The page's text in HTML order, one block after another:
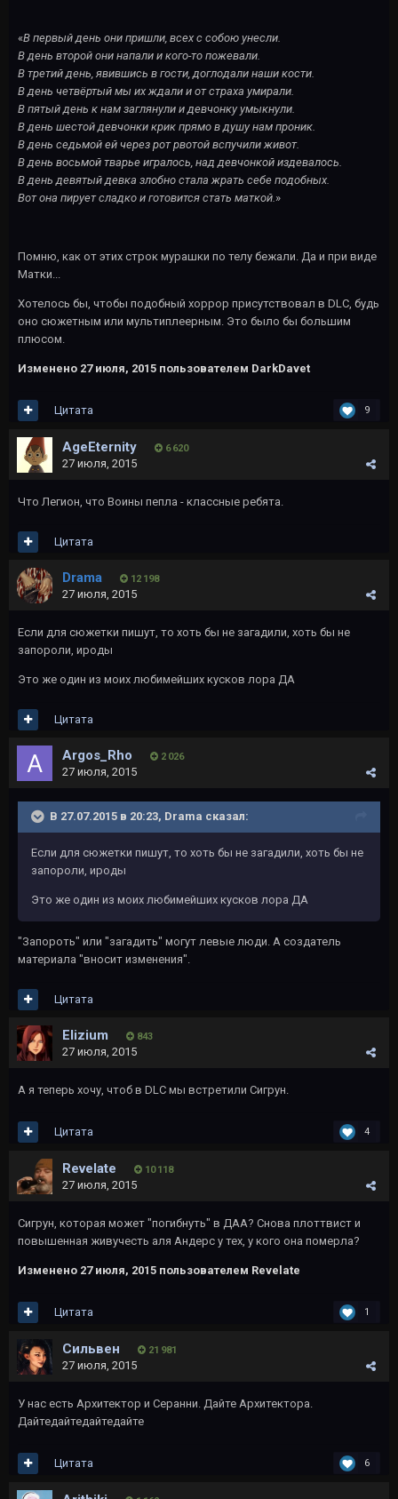
«В первый день они пришли, всех с собою унесли.
В день второй они напали и кого-то пожевали.
В третий день, явившись в гости, доглодали наши кости.
В день четвёртый мы их ждали и от страха умирали.
В пятый день к нам заглянули и девчонку умыкнули.
В день шестой девчонки крик прямо в душу нам проник.
В день седьмой ей через рот рвотой вспучили живот.
В день восьмой тварье игралось, над девчонкой издевалось.
В день девятый девка злобно стала жрать себе подобных.
Вот она пирует сладко и готовится стать маткой.»
Помню, как от этих строк мурашки по телу бежали. Да и при виде
Матки...
Хотелось бы, чтобы подобный хоррор присутствовал в DLC, будь
оно сюжетным или мультиплеерным. Это было бы большим
плюсом.
Изменено 27 июля, 2015 пользователем DarkDavet
9
Цитата
AgeEternity 6 620
27 июля, 2015
Что Легион, что Воины пепла - классные ребята.
Цитата
Drama 12 198
27 июля, 2015
Если для сюжетки пишут, то хоть бы не загадили, хоть бы не
запороли, ироды
Это же один из моих любимейших кусков лора ДА
Цитата
Argos_Rho 2 026
27 июля, 2015
В 27.07.2015 в 20:23, Drama сказал:
Если для сюжетки пишут, то хоть бы не загадили, хоть бы не
запороли, ироды
Это же один из моих любимейших кусков лора ДА
"Запороть" или "загадить" могут левые люди. А создатель
материала "вносит изменения".
Цитата
Elizium 843
27 июля, 2015
А я теперь хочу, чтоб в DLC мы встретили Сигрун.
4
Цитата
Revelate 10 118
27 июля, 2015
Сигрун, которая может "погибнуть" в ДАА? Снова плоттвист и
повышенная живучесть аля Андерс у тех, у кого она померла?
Изменено 27 июля, 2015 пользователем Revelate
1
Цитата
Сильвен 21 981
27 июля, 2015
У нас есть Архитектор и Серанни. Дайте Архитектора.
Дайтедайтедайтедайте
6
Цитата